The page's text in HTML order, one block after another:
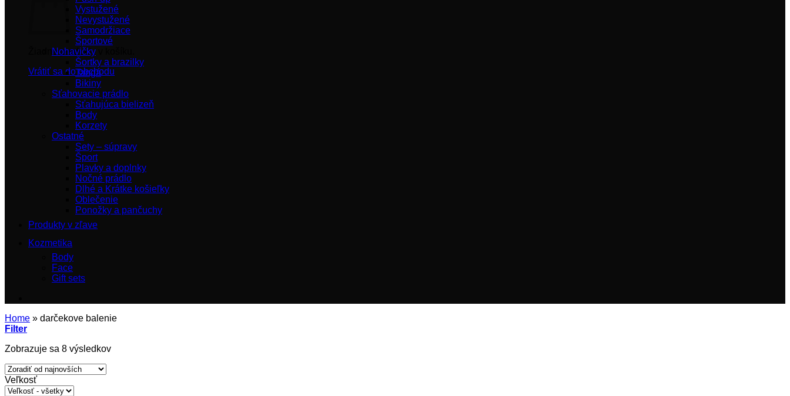
Žiadne produkty v košíku.
Vrátiť sa do obchodu
Vystužené
Nevystužené
Samodržiace
Športové
Nohavičky
Šortky a brazilky
Tangá
Bikiny
Sťahovacie prádlo
Sťahujúca bielizeň
Body
Korzety
Ostatné
Sety – súpravy
Šport
Plavky a doplnky
Nočné prádlo
Dlhé a Krátke košieľky
Oblečenie
Ponožky a pančuchy
Produkty v zľave
Kozmetika
Body
Face
Gift sets
Home » darčekove balenie
Filter
Zobrazuje sa 8 výsledkovZoradené
Veľkosť